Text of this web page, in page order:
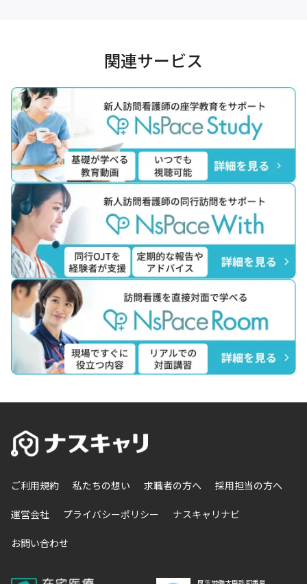
関連サービス
ご利用規約 私たちの想い 求職者の方へ 採用担当の方へ
運営会社 プライバシーポリシー ナスキャリナビ
お問い合わせ